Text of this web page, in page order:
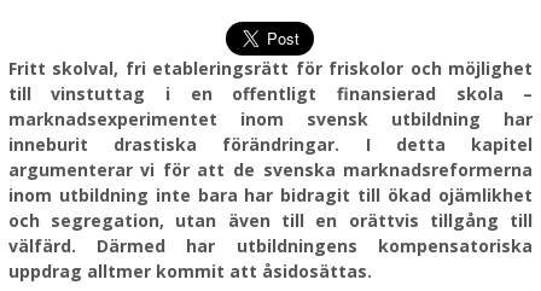
Fritt skolval, fri etableringsrätt för friskolor och möjlighet
till vinstuttag i en offentligt finansierad skola –
marknadsexperimentet inom svensk utbildning har
inneburit drastiska förändringar. I detta kapitel
argumenterar vi för att de svenska marknadsreformerna
inom utbildning inte bara har bidragit till ökad ojämlikhet
och segregation, utan även till en orättvis tillgång till
välfärd. Därmed har utbildningens kompensatoriska
uppdrag alltmer kommit att åsidosättas.